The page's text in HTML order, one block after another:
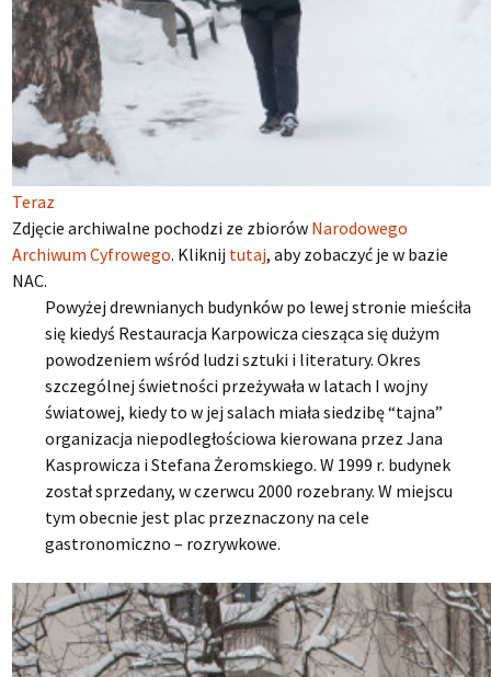
Teraz
Zdjęcie archiwalne pochodzi ze zbiorów Narodowego
Archiwum Cyfrowego. Kliknij tutaj, aby zobaczyć je w bazie
NAC.
Powyżej drewnianych budynków po lewej stronie mieściła
się kiedyś Restauracja Karpowicza ciesząca się dużym
powodzeniem wśród ludzi sztuki i literatury. Okres
szczególnej świetności przeżywała w latach I wojny
światowej, kiedy to w jej salach miała siedzibę “tajna”
organizacja niepodległościowa kierowana przez Jana
Kasprowicza i Stefana Żeromskiego. W 1999 r. budynek
został sprzedany, w czerwcu 2000 rozebrany. W miejscu
tym obecnie jest plac przeznaczony na cele
gastronomiczno – rozrywkowe.